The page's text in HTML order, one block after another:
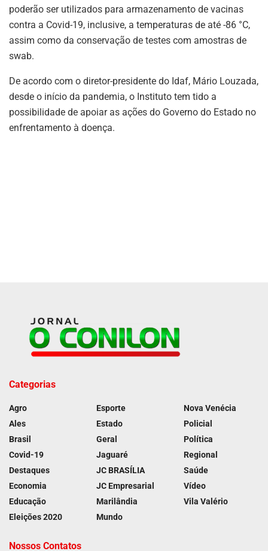
poderão ser utilizados para armazenamento de vacinas
contra a Covid-19, inclusive, a temperaturas de até -86 °C,
assim como da conservação de testes com amostras de
swab.
De acordo com o diretor-presidente do Idaf, Mário Louzada,
desde o início da pandemia, o Instituto tem tido a
possibilidade de apoiar as ações do Governo do Estado no
enfrentamento à doença.
Categorias
Agro
Ales
Brasil
Covid-19
Destaques
Economia
Educação
Eleições 2020
Esporte
Estado
Geral
Jaguaré
JC BRASÍLIA
JC Empresarial
Marilândia
Mundo
Nova Venécia
Policial
Política
Regional
Saúde
Vídeo
Vila Valério
Nossos Contatos